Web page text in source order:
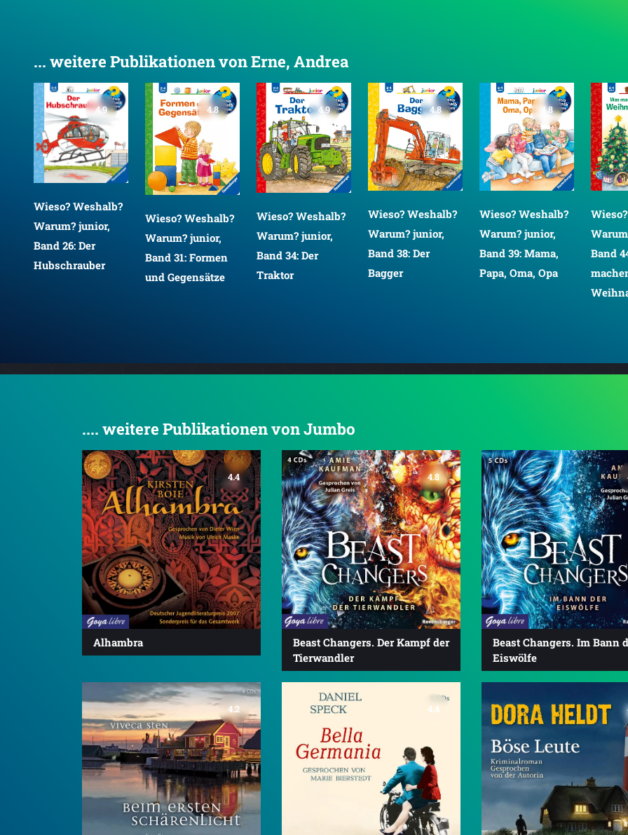
... weitere Publikationen von Erne, Andrea
4.9
Wieso? Weshalb?
Warum? junior,
Band 26: Der
Hubschrauber
4.8
Wieso? Weshalb?
Warum? junior,
Band 31: Formen
und Gegensätze
4.9
Wieso? Weshalb?
Warum? junior,
Band 34: Der
Traktor
4.8
Wieso? Weshalb?
Warum? junior,
Band 38: Der
Bagger
4.8
Wieso? Weshalb?
Warum? junior,
Band 39: Mama,
Papa, Oma, Opa
Band
.... weitere Publikationen von Jumbo
4.4
Alhambra
4.8
Beast Changers. Der Kampf der
Tierwandler
Beast Changers. Im Bann
Eiswölfe
4.2 4.4